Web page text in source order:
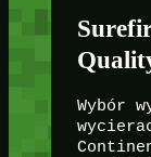
Wybór